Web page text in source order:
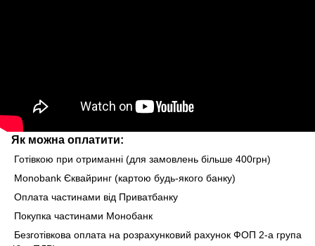
Як можна оплатити:
Готівкою при отриманні (для замовлень більше 400грн)
Monobank Єквайринг (картою будь-якого банку)
Оплата частинами від Приватбанку
Покупка частинами Монобанк
Безготівкова оплата на розрахунковий рахунок ФОП 2-а група